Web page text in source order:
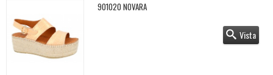
901020 NOVARA
Vista